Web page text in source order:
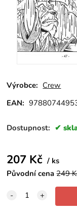
Výrobce: Crew
EAN:
Dostupnost:
207 Kč
ks
Původní cena 249